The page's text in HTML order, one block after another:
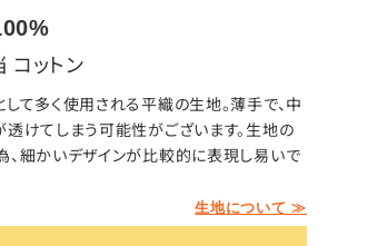
コットン
て多く使用される平織の生地。薄手で、中
けてしまう可能性がございます。生地の
、細かいデザインが比較的に表現し易いで
生地について ≫